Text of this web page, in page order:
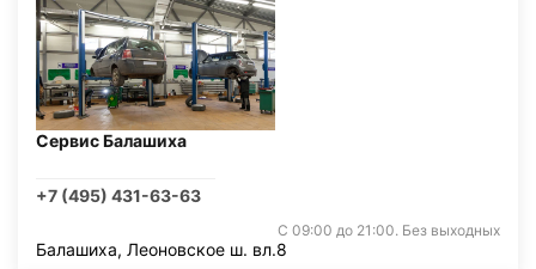
Сервис Балашиха
+7 (495) 431-63-63
С 09:00 до 21:00. Без выходных
Балашиха, Леоновское ш. вл.8